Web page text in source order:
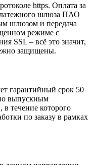
https. Оплата за
шлюза ПАО
шлюзом и передача
режиме с
SSL – всё это значит,
защищены.
гарантийный срок 50
выпускным
течение которого
по заказу в рамках